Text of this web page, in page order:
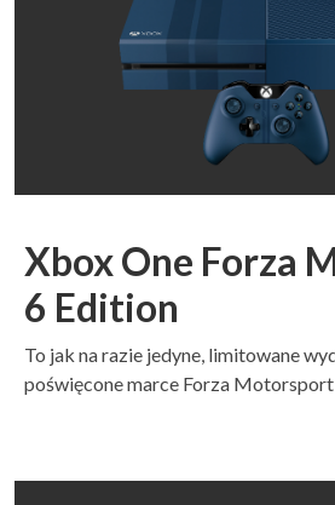
Xbox One Forza
6 Edition
To jak na razie jedyne, limitowane
poświęcone marce Forza Motorsport